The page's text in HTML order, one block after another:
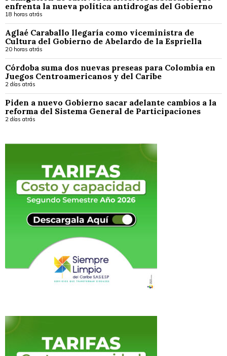
enfrenta la nueva política antidrogas del Gobierno
18 horas atrás
Aglaé Caraballo llegaría como viceministra de
Cultura del Gobierno de Abelardo de la Espriella
20 horas atrás
Córdoba suma dos nuevas preseas para Colombia en
Juegos Centroamericanos y del Caribe
2 días atrás
Piden a nuevo Gobierno sacar adelante cambios a la
reforma del Sistema General de Participaciones
2 días atrás